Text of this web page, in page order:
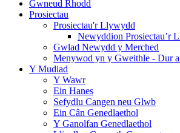
Gwneud Rhodd
Prosiectau
Prosiectau'r Llywydd
Newyddion Prosiectau’r
Gwlad Newydd y Merched
Menywod yn y Gweithle - Dur
Y Mudiad
Y Wawr
Ein Hanes
Sefydlu Cangen neu Glwb
Ein Cân Genedlaethol
Y Ganolfan Genedlaethol